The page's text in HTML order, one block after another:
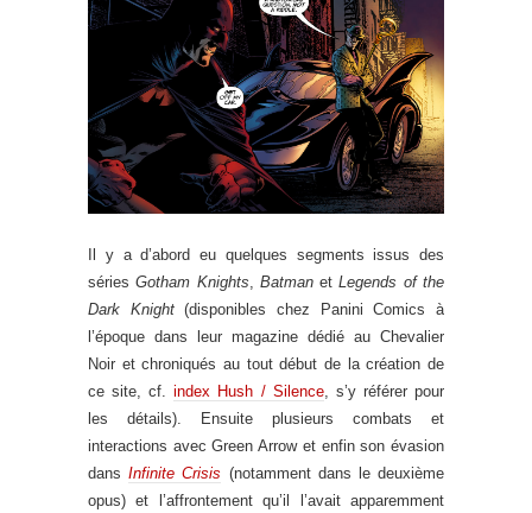
Il y a d’abord eu quelques segments issus des
sériesGotham Knights BatmanetLegends of the
Dark Knight(disponibles chez Panini Comics à
l’époque dans leur magazine dédié au Chevalier
Noir et chroniqués au tout début de la création de
ce site, cf.index Hush / Silence, s’y référer pour
les détails). Ensuite plusieurs combats et
interactions avec Green Arrow et enfin son évasion
dansInfinite Crisis (notamment dans le deuxième
opus) et l’affrontement qu’il l’avait apparemment